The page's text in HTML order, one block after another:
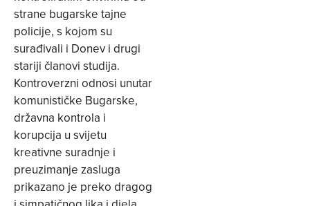
strane bugarske tajne
policije, s kojom su
surađivali i Donev i drugi
stariji članovi studija.
Kontroverzni odnosi unutar
komunističke Bugarske,
državna kontrola i
korupcija u svijetu
kreativne suradnje i
preuzimanje zasluga
prikazano je preko dragog